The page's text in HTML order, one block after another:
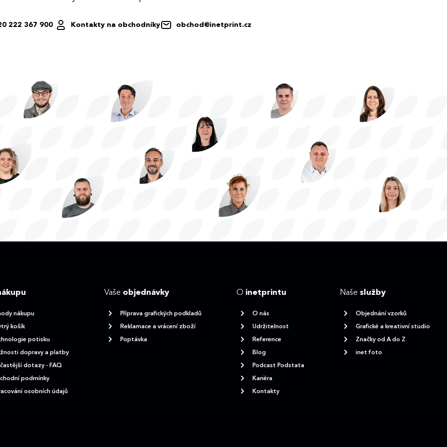
222 367 900 Kontakty na obchodníky obchod@inetprint.cz
nákupu
košík
potisku
dopravy a platby
dotazy - FAQ
podmínky
osobních údajů
Vaše objednávky
Příprava grafických podkladů
Reklamace a vrácení zboží
Poptávka
O inetprintu
O nás
Udržitelnost
Reference
Blog
Podcast Podstata
Kariéra
Kontakty
Naše služby
Objednání vzorků
Grafické a kreativní studio
Značky od A do Z
inet foto